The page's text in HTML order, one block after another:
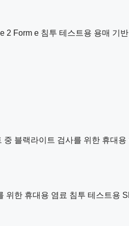
2 Form e 침투 테스트용 용매 기
중 블랙라이트 검사를 위한 휴대
위한 휴대용 염료 침투 테스트용